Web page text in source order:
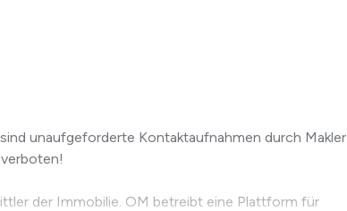
unaufgeforderte Kontaktaufnahmen durch Makler
der Immobilie. OM betreibt eine Plattform für